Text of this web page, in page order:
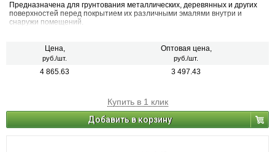
Предназначена для грунтования металлических, деревянных и других
поверхностей перед покрытием их различными эмалями внутри и
снаружи помещений.
Цена,
руб./шт.
Оптовая цена,
руб./шт.
4 865.63 3 497.43
Купить в 1 клик
Добавить в корзину